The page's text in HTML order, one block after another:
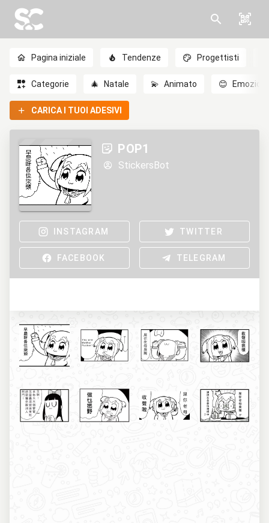
Pagina iniziale Tendenze Progettisti
Categorie 🎄 Natale 💫 Animato 😊 Emozioni
CARICA I TUOI ADESIVI
POP1
StickersBot
INSTAGRAM TWITTER
FACEBOOK TELEGRAM